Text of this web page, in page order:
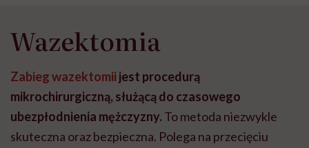
Wazektomia
Zabieg wazektomii jest procedurą
mikrochirurgiczną, służącą do czasowego
ubezpłodnienia mężczyzny. To metoda niezwykle
skuteczna oraz bezpieczna. Polega na przecięciu